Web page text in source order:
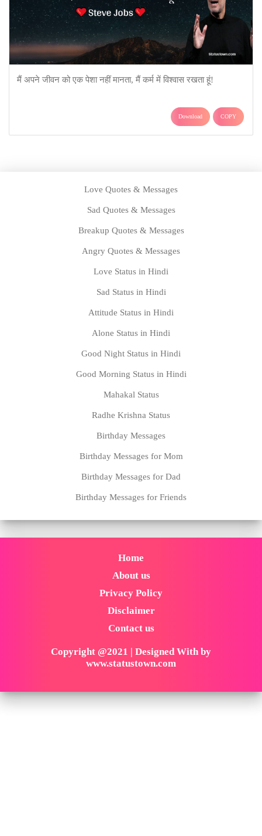
मैं अपने जीवन को एक पेशा नहीं मानता, मैं कर्म में विश्वास रखता हूं!
Download COPY
Love Quotes & Messages
Sad Quotes & Messages
Breakup Quotes & Messages
Angry Quotes & Messages
Love Status in Hindi
Sad Status in Hindi
Attitude Status in Hindi
Alone Status in Hindi
Good Night Status in Hindi
Good Morning Status in Hindi
Mahakal Status
Radhe Krishna Status
Birthday Messages
Birthday Messages for Mom
Birthday Messages for Dad
Birthday Messages for Friends
Home
About us
Privacy Policy
Disclaimer
Contact us
Copyright @2021 | Designed With by
www.statustown.com